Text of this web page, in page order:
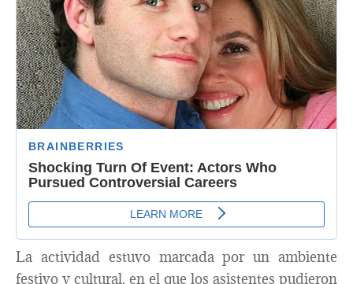
La actividad estuvo marcada por un ambiente
festivo y cultural, en el que los asistentes pudieron